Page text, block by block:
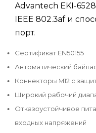
Advantech EKI-
IEEE 802.3af и
порт.
Сертификат EN50155
Автоматический
Коннекторы M12 с
Широкий рабочий
Отказоустойчивое
входных напряжений